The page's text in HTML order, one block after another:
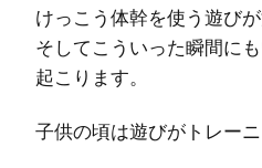
けっこう体幹を使う遊び
そしてこういった瞬間に
起こります。
子供の頃は遊びがトレーニ